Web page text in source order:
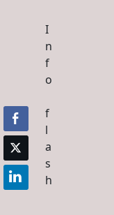
I
n
f
o
f
l
a
s
h